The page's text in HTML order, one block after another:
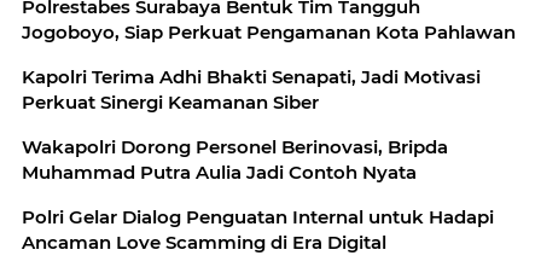
Polrestabes Surabaya Bentuk Tim Tangguh
Jogoboyo, Siap Perkuat Pengamanan Kota Pahlawan
Kapolri Terima Adhi Bhakti Senapati, Jadi Motivasi
Perkuat Sinergi Keamanan Siber
Wakapolri Dorong Personel Berinovasi, Bripda
Muhammad Putra Aulia Jadi Contoh Nyata
Polri Gelar Dialog Penguatan Internal untuk Hadapi
Ancaman Love Scamming di Era Digital